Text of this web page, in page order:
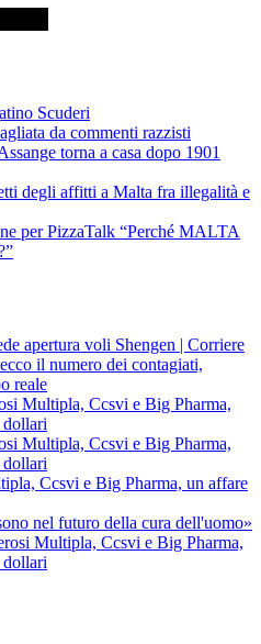
Scuderi
da commenti razzisti
torna a casa dopo 1901
degli affitti a Malta fra illegalità e
per PizzaTalk “Perché MALTA
apertura voli Shengen | Corriere
il numero dei contagiati,
reale
Multipla, Ccsvi e Big Pharma,
Multipla, Ccsvi e Big Pharma,
Ccsvi e Big Pharma, un affare
nel futuro della cura dell'uomo»
Multipla, Ccsvi e Big Pharma,